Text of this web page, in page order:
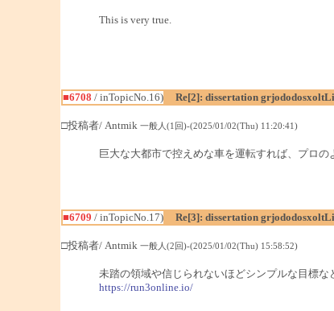
This is very true.
■6708 / inTopicNo.16)
Re[2]: dissertation
□投稿者/ Antmik 一般人(1回)-(2025/01/02(Thu) 11:20:41)
巨大な大都市で控えめな車を運転すれば、プロ
■6709 / inTopicNo.17)
Re[3]: dissertation
□投稿者/ Antmik 一般人(2回)-(2025/01/02(Thu) 15:58:52)
未踏の領域や信じられないほどシンプルな目標
https://run3online.io/